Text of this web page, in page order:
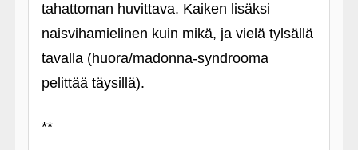
tahattoman huvittava. Kaiken lisäksi
naisvihamielinen kuin mikä, ja vielä tylsällä
tavalla (huora/madonna-syndrooma
pelittää täysillä).
**